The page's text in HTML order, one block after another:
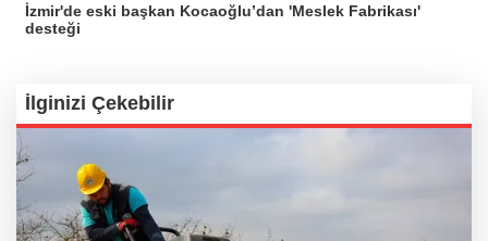
İzmir'de eski başkan Kocaoğlu’dan 'Meslek Fabrikası'
desteği
İlginizi Çekebilir